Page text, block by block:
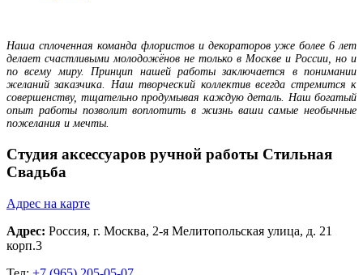
Наша сплоченная команда флористов и декораторов уже более 6 лет
делает счастливыми молодожёнов не только в Москве и России, но и
по всему миру. Принцип нашей работы заключается в понимании
желаний заказчика. Наш творческий коллектив всегда стремится к
совершенству, тщательно продумывая каждую деталь. Наш богатый
опыт работы позволит воплотить в жизнь ваши самые необычные
пожелания и мечты.
Студия аксессуаров ручной работы Стильная
Свадьба
Адрес на карте
Адрес: Россия, г. Москва, 2-я Мелитопольская улица, д. 21
корп.3